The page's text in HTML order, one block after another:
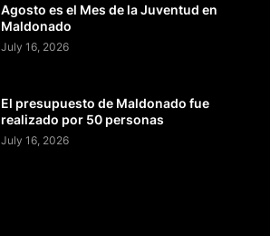
Agosto es el Mes de la Juventud en
Maldonado
July 16, 2026
El presupuesto de Maldonado fue
realizado por 50 personas
July 16, 2026